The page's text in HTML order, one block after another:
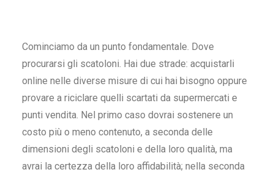
Cominciamo da un punto fondamentale. Dove
procurarsi gli scatoloni. Hai due strade: acquistarli
online nelle diverse misure di cui hai bisogno oppure
provare a riciclare quelli scartati da supermercati e
punti vendita. Nel primo caso dovrai sostenere un
costo più o meno contenuto, a seconda delle
dimensioni degli scatoloni e della loro qualità, ma
avrai la certezza della loro affidabilità; nella seconda